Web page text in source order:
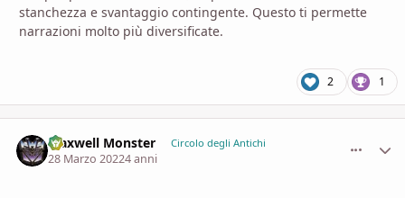
stanchezza e svantaggio contingente. Questo ti permette
narrazioni molto più diversificate.
2 1
Maxwell Monster Circolo degli Antichi
28 Marzo 20224 anni